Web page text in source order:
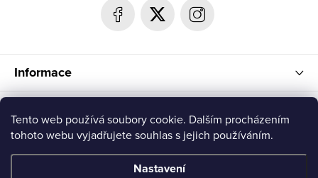
Tento web používá soubory cookie. Dalším procházením
tohoto webu vyjadřujete souhlas s jejich používáním.
Nastavení
Informace
Přijímáme online platby